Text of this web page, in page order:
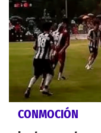
CONMOCIÓN